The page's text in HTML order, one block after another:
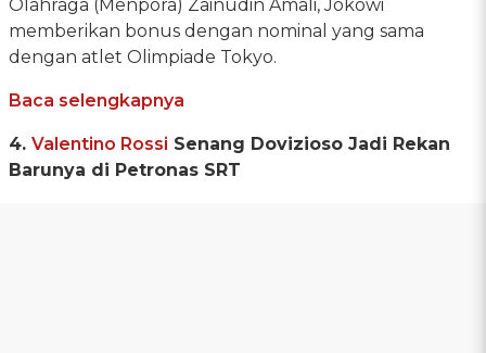
Olahraga (Menpora) Zainudin Amali, Jokowi
memberikan bonus dengan nominal yang sama
dengan atlet Olimpiade Tokyo.
Baca selengkapnya
4. Valentino Rossi Senang Dovizioso Jadi Rekan
Barunya di Petronas SRT